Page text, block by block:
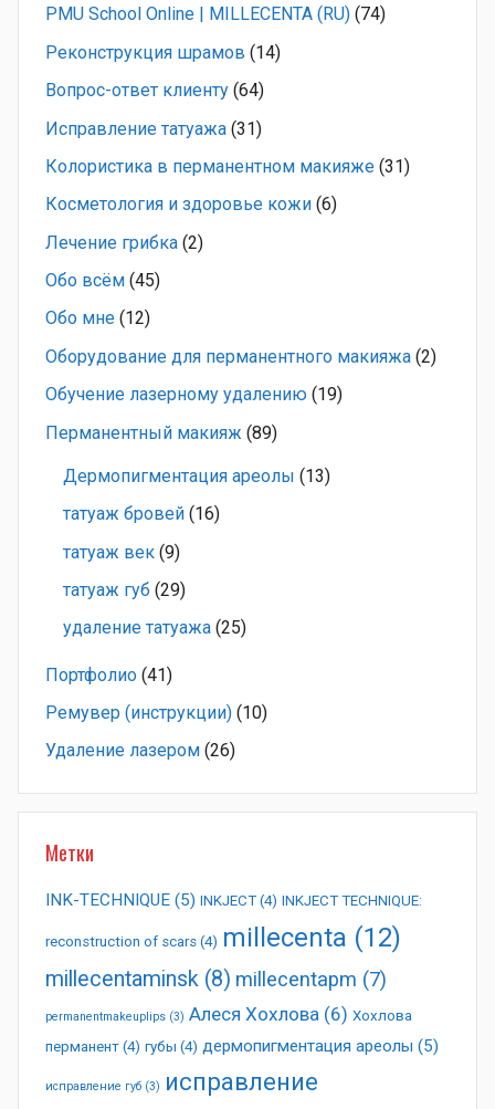
PMU School Online | MILLECENTA (RU) (74)
Pеконструкция шрамов (14)
Вопрос-ответ клиенту (64)
Исправление татуажа (31)
Колористика в перманентном макияже (31)
Косметология и здоровье кожи (6)
Лечение грибка (2)
Обо всём (45)
Обо мне (12)
Оборудование для перманентного макияжа (2)
Обучение лазерному удалению (19)
Перманентный макияж (89)
Дермопигментация ареолы (13)
татуаж бровей (16)
татуаж век (9)
татуаж губ (29)
удаление татуажа (25)
Портфолио (41)
Ремувер (инструкции) (10)
Удаление лазером (26)
Метки
INK-TECHNIQUE (5) INKJECT (4) INKJECT TECHNIQUE:
reconstruction of scars (4) millecenta (12)
millecentaminsk (8) millecentapm (7)
permanentmakeuplips (3) Алеся Хохлова (6) Хохлова
перманент (4) губы (4) дермопигментация ареолы (5)
исправление губ (3) исправление